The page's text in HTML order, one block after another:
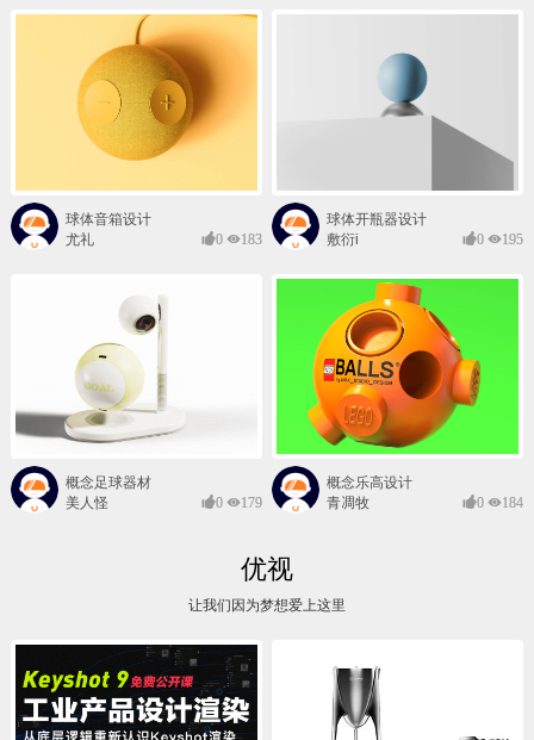
球体音箱设计
尤礼
0 183
球体开瓶器设计
敷衍i
0 195
概念足球器材
美人怪
0 179
概念乐高设计
青凋牧
0 184
优视
让我们因为梦想爱上这里